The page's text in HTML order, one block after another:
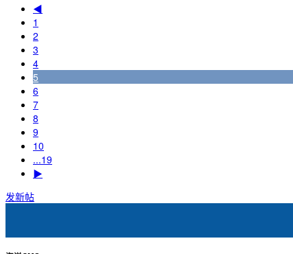
◀
1
2
3
4
5
6
7
8
9
10
...19
▶
发新帖